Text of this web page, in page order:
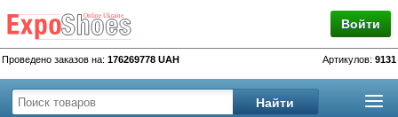
Войти
Проведено заказов на: 176269778 UAH Артикулов: 9131